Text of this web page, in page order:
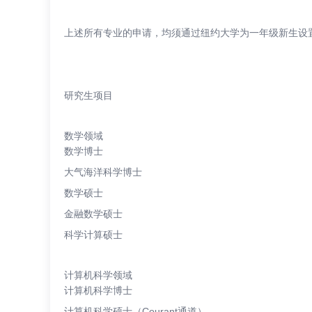
上述所有专业的申请，均须通过纽约大学为一年级新生设
研究生项目
数学领域
数学博士
大气海洋科学博士
数学硕士
金融数学硕士
科学计算硕士
计算机科学领域
计算机科学博士